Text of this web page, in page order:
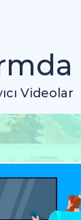
Videolar